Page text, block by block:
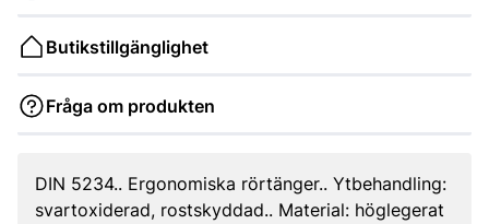
Butikstillgänglighet
Fråga om produkten
DIN 5234.. Ergonomiska rörtänger.. Ytbehandling:
svartoxiderad, rostskyddad.. Material: höglegerat